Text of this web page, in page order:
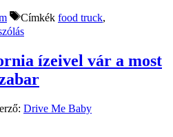
Címkék food truck,
ízeivel vár a most
Drive Me Baby